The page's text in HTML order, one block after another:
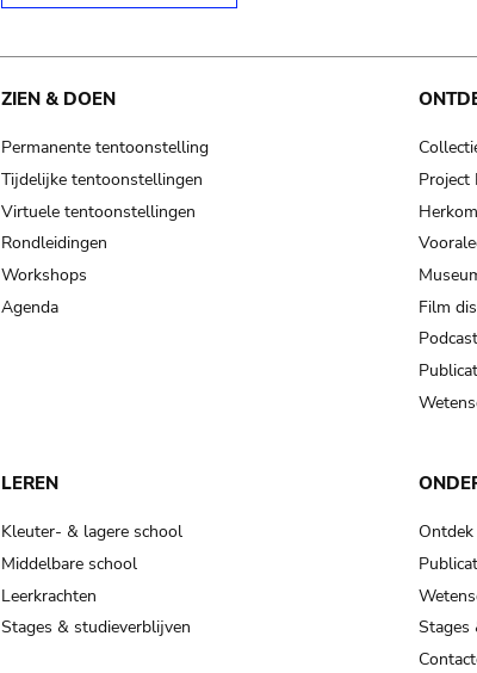
ZIEN & DOEN
Permanente tentoonstelling
Tijdelijke tentoonstellingen
Virtuele tentoonstellingen
Rondleidingen
Workshops
Agenda
Project
Film
LEREN
Kleuter- & lagere school
Middelbare school
Leerkrachten
Stages & studieverblijven
Stages